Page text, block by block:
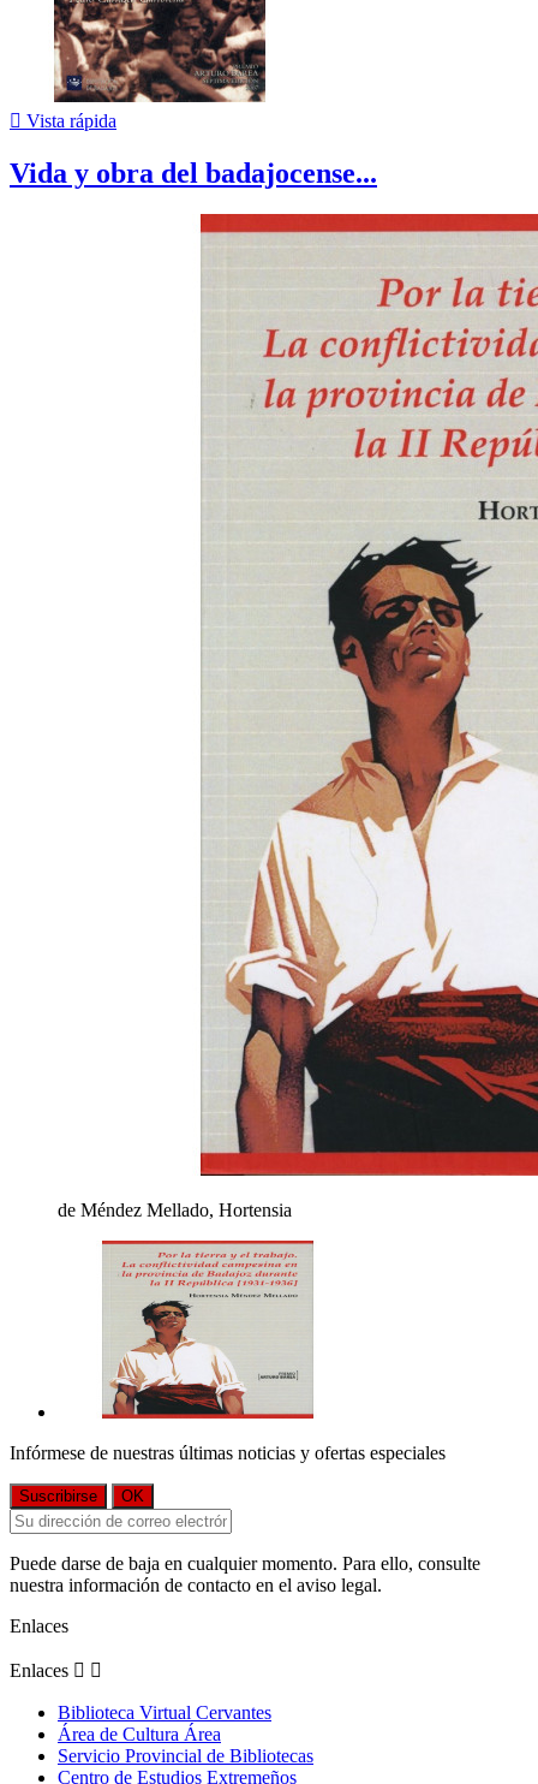
 Vista rápida
Vida y obra del badajocense...
de Méndez Mellado, Hortensia
Infórmese de nuestras últimas noticias y ofertas especiales
Puede darse de baja en cualquier momento. Para ello, consulte
nuestra información de contacto en el aviso legal.
Enlaces
Enlaces  
Biblioteca Virtual Cervantes
Área de Cultura Área
Servicio Provincial de Bibliotecas
Centro de Estudios Extremeños